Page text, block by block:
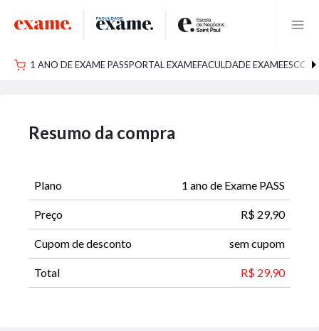
1 ANO DE EXAME PASSPORTAL EXAMEFACULDADE EXAME
Resumo da compra
Plano 1 ano de Exame PASS
Preço R$ 29,90
Cupom de desconto sem cupom
Total R$ 29,90